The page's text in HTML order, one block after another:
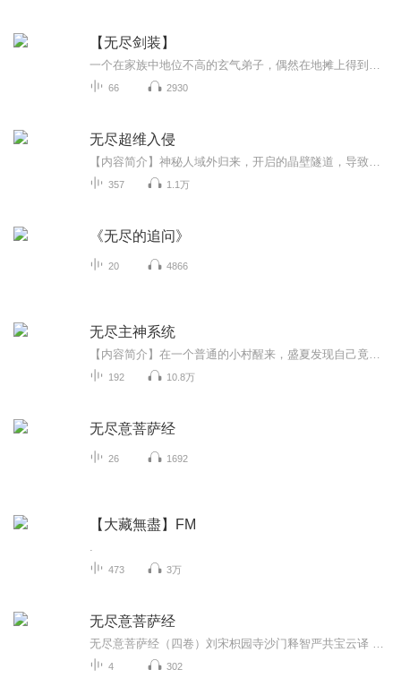
【无尽剑装】
66 2930
无尽超维入侵
357 1.1万
《无尽的追问》
20 4866
无尽主神系统
192 10.8万
无尽意菩萨经
26 1692
【大藏無盡】FM
473 3万
无尽意菩萨经
4 302